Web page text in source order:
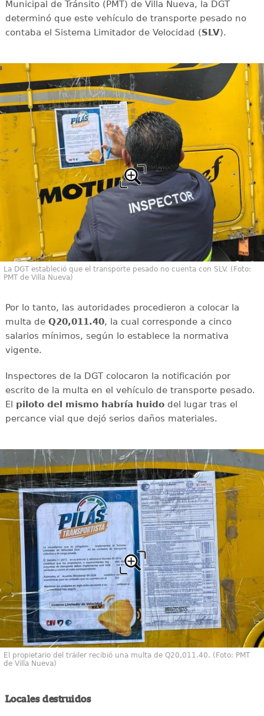
Municipal de Tránsito (PMT) de Villa Nueva, la DGT
determinó que este vehículo de transporte pesado no
contaba el Sistema Limitador de Velocidad (SLV).
La DGT estableció que el transporte pesado no cuenta con SLV. (Foto:
PMT de Villa Nueva)
Por lo tanto, las autoridades procedieron a colocar la
multa de Q20,011.40, la cual corresponde a cinco
salarios mínimos, según lo establece la normativa
vigente.
Inspectores de la DGT colocaron la notificación por
escrito de la multa en el vehículo de transporte pesado.
El piloto del mismo habría huidodel lugar tras el
percance vial que dejó serios daños materiales.
El propietario del tráiler recibió una multa de Q20,011.40. (Foto: PMT
de Villa Nueva)
Locales destruidos